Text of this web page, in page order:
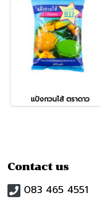
แป้งกวนไส้ ตราดาว
Contact us
083 465 4551